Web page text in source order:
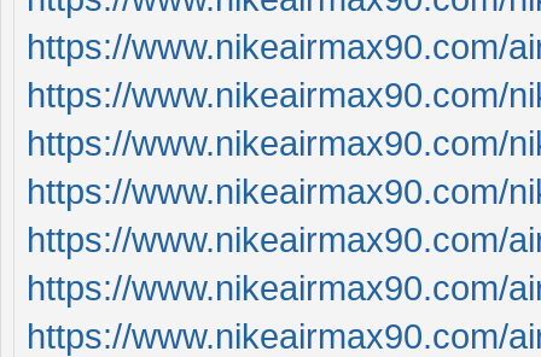
https://www.nikeairmax90.com/
https://www.nikeairmax90.com/
https://www.nikeairmax90.com/
https://www.nikeairmax90.com/
https://www.nikeairmax90.com/
https://www.nikeairmax90.com/
https://www.nikeairmax90.com/